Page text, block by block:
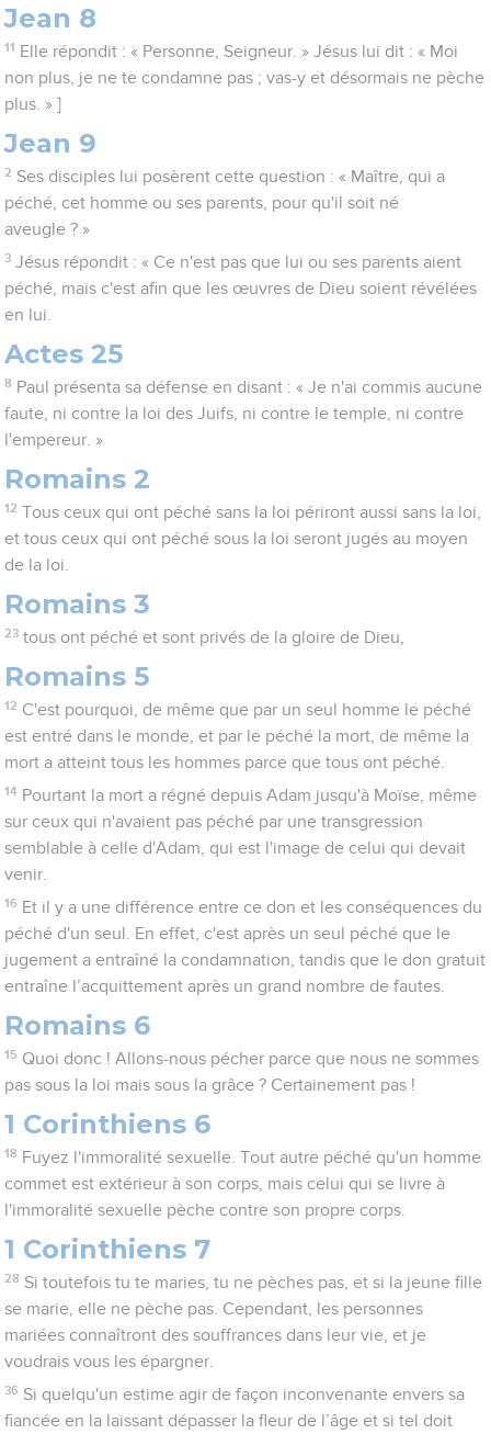
Jean 8
11 Elle répondit : « Personne, Seigneur. » Jésus lui dit : « Moi
non plus, je ne te condamne pas ; vas-y et désormais ne pèche
plus. » ]
Jean 9
2 Ses disciples lui posèrent cette question : « Maître, qui a
péché, cet homme ou ses parents, pour qu'il soit né
aveugle ? »
3 Jésus répondit : « Ce n'est pas que lui ou ses parents aient
péché, mais c'est afin que les œuvres de Dieu soient révélées
en lui.
Actes 25
8 Paul présenta sa défense en disant : « Je n'ai commis aucune
faute, ni contre la loi des Juifs, ni contre le temple, ni contre
l'empereur. »
Romains 2
12 Tous ceux qui ont péché sans la loi périront aussi sans la loi,
et tous ceux qui ont péché sous la loi seront jugés au moyen
de la loi.
Romains 3
23 tous ont péché et sont privés de la gloire de Dieu,
Romains 5
12 C'est pourquoi, de même que par un seul homme le péché
est entré dans le monde, et par le péché la mort, de même la
mort a atteint tous les hommes parce que tous ont péché.
14 Pourtant la mort a régné depuis Adam jusqu'à Moïse, même
sur ceux qui n'avaient pas péché par une transgression
semblable à celle d'Adam, qui est l'image de celui qui devait
venir.
16 Et il y a une différence entre ce don et les conséquences du
péché d'un seul. En effet, c'est après un seul péché que le
jugement a entraîné la condamnation, tandis que le don gratuit
entraîne l’acquittement après un grand nombre de fautes.
Romains 6
15 Quoi donc ! Allons-nous pécher parce que nous ne sommes
pas sous la loi mais sous la grâce ? Certainement pas !
1 Corinthiens 6
18 Fuyez l'immoralité sexuelle. Tout autre péché qu'un homme
commet est extérieur à son corps, mais celui qui se livre à
l'immoralité sexuelle pèche contre son propre corps.
1 Corinthiens 7
28 Si toutefois tu te maries, tu ne pèches pas, et si la jeune fille
se marie, elle ne pèche pas. Cependant, les personnes
mariées connaîtront des souffrances dans leur vie, et je
voudrais vous les épargner.
36 Si quelqu'un estime agir de façon inconvenante envers sa
fiancée en la laissant dépasser la fleur de l’âge et si tel doit